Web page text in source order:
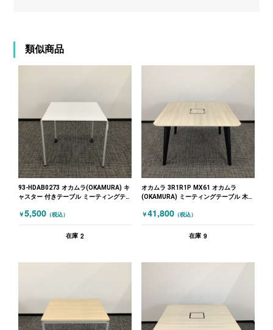
類似商品
93-HDAB0273 オカムラ(OKAMURA) キ
ャスター 付きテーブル ミーティングテ
￥5,500 （税込）
在庫 2
オカムラ 3R1R1P MX61 オカムラ
(OKAMURA) ミーティングテーブル 木目
￥41,800 （税込）
在庫 9